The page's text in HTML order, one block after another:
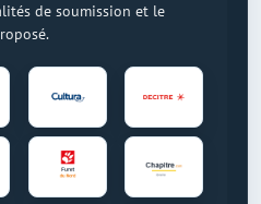
de soumission et le